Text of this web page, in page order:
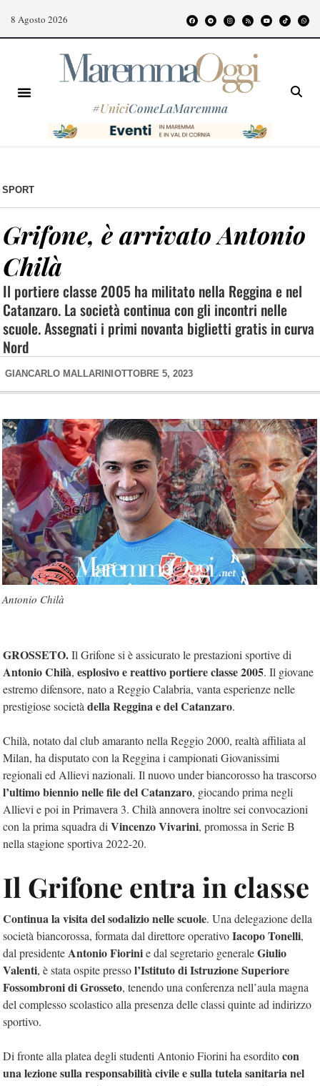
8 Agosto 2026
#UniciComeLaMaremma
SPORT
Grifone, è arrivato Antonio
Chilà
Il portiere classe 2005 ha militato nella Reggina e nel
Catanzaro. La società continua con gli incontri nelle
scuole. Assegnati i primi novanta biglietti gratis in curva
Nord
GIANCARLO MALLARINI OTTOBRE 5, 2023
Antonio Chilà
GROSSETO.Il Grifone si è assicurato le prestazioni sportive di
Antonio Chilà, esplosivo e reattivo portiere classe 2005. Il giovane
estremo difensore, nato a Reggio Calabria, vanta esperienze nelle
prestigiose società della Reggina e del Catanzaro.
Chilà, notato dal club amaranto nella Reggio 2000, realtà affiliata al
Milan, ha disputato con la Reggina i campionati Giovanissimi
regionali ed Allievi nazionali. Il nuovo under biancorosso ha trascorso
l’ultimo biennio nelle file del Catanzaro, giocando prima negli
Allievi e poi in Primavera 3. Chilà annovera inoltre sei convocazioni
con la prima squadra di Vincenzo Vivarini, promossa in Serie B
nella stagione sportiva 2022-20.
Il Grifone entra in classe
Continua la visita del sodalizio nelle scuole. Una delegazione della
società biancorossa, formata dal direttore operativoIacopo Tonelli,
dal presidenteAntonio Fiorinie dal segretario generaleGiulio
Valenti, è stata ospite pressol’Istituto di Istruzione Superiore
Fossombroni di Grosseto, tenendo una conferenza nell’aula magna
del complesso scolastico alla presenza delle classi quinte ad indirizzo
sportivo.
Di fronte alla platea degli studenti Antonio Fiorini ha esorditocon
una lezione sulla responsabilità civile e sulla tutela sanitaria nel